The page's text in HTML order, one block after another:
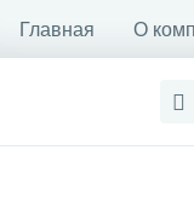
Главная О